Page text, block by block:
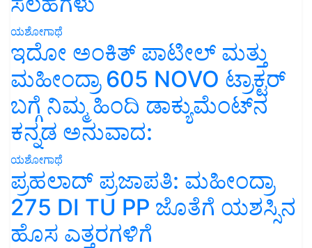
ಯಶೋಗಾಥೆ
ಇದೋ ಅಂಕಿತ್ ಪಾಟೀಲ್ ಮತ್ತು
ಮಹೀಂದ್ರಾ 605 NOVO ಟ್ರಾಕ್ಟರ್
ಬಗ್ಗೆ ನಿಮ್ಮ ಹಿಂದಿ ಡಾಕ್ಯುಮೆಂಟ್‌ನ
ಕನ್ನಡ ಅನುವಾದ:
ಯಶೋಗಾಥೆ
ಪ್ರಹಲಾದ್ ಪ್ರಜಾಪತಿ: ಮಹೀಂದ್ರಾ
275 DI TU PP ಜೊತೆಗೆ ಯಶಸ್ಸಿನ
ಹೊಸ ಎತ್ತರಗಳಿಗೆ